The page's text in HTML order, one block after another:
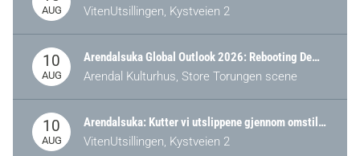
AUG
VitenUtsillingen, Kystveien 2
10
AUG
Arendalsuka Global Outlook 2026: Rebooting Democracy for a New World Order
Arendal Kulturhus, Store Torungen scene
10
AUG
Arendalsuka: Kutter vi utslippene gjennom omstilling – eller tap av industri?
VitenUtsillingen, Kystveien 2